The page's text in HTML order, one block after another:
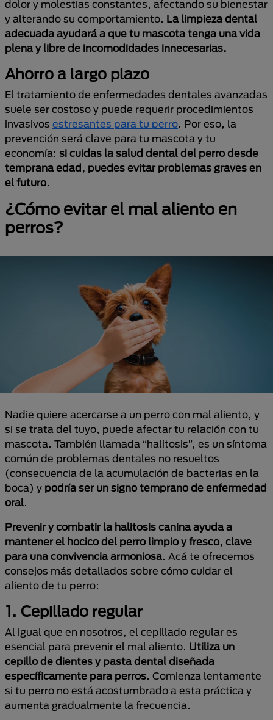
dolor y molestias constantes, afectando su bienestar
y alterando su comportamiento. La limpieza dental
adecuada ayudará a que tu mascota tenga una vida
plena y libre de incomodidades innecesarias.
Ahorro a largo plazo
El tratamiento de enfermedades dentales avanzadas
suele ser costoso y puede requerir procedimientos
invasivos estresantes para tu perro. Por eso, la
prevención será clave para tu mascota y tu
economía: si cuidas la salud dental del perro desde
temprana edad, puedes evitar problemas graves en
el futuro.
¿Cómo evitar el mal aliento en
perros?
Nadie quiere acercarse a un perro con mal aliento, y
si se trata del tuyo, puede afectar tu relación con tu
mascota. También llamada “halitosis”, es un síntoma
común de problemas dentales no resueltos
(consecuencia de la acumulación de bacterias en la
boca) y podría ser un signo temprano de enfermedad
oral.
Prevenir y combatir la halitosis canina ayuda a
mantener el hocico del perro limpio y fresco, clave
para una convivencia armoniosa. Acá te ofrecemos
consejos más detallados sobre cómo cuidar el
aliento de tu perro:
1. Cepillado regular
Al igual que en nosotros, el cepillado regular es
esencial para prevenir el mal aliento. Utiliza un
cepillo de dientes y pasta dental diseñada
específicamente para perros. Comienza lentamente
si tu perro no está acostumbrado a esta práctica y
aumenta gradualmente la frecuencia.